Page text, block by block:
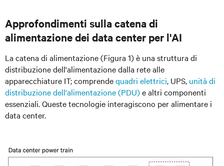
Approfondimenti sulla catena di
alimentazione dei data center per l'AI
La catena di alimentazione (Figura 1) è una struttura di
distribuzione dell'alimentazione dalla rete alle
apparecchiature IT; comprendequadri elettrici, UPS, unità di
distribuzione dell'alimentazione (PDU)e altri componenti
essenziali. Queste tecnologie interagiscono per alimentare i
data center.